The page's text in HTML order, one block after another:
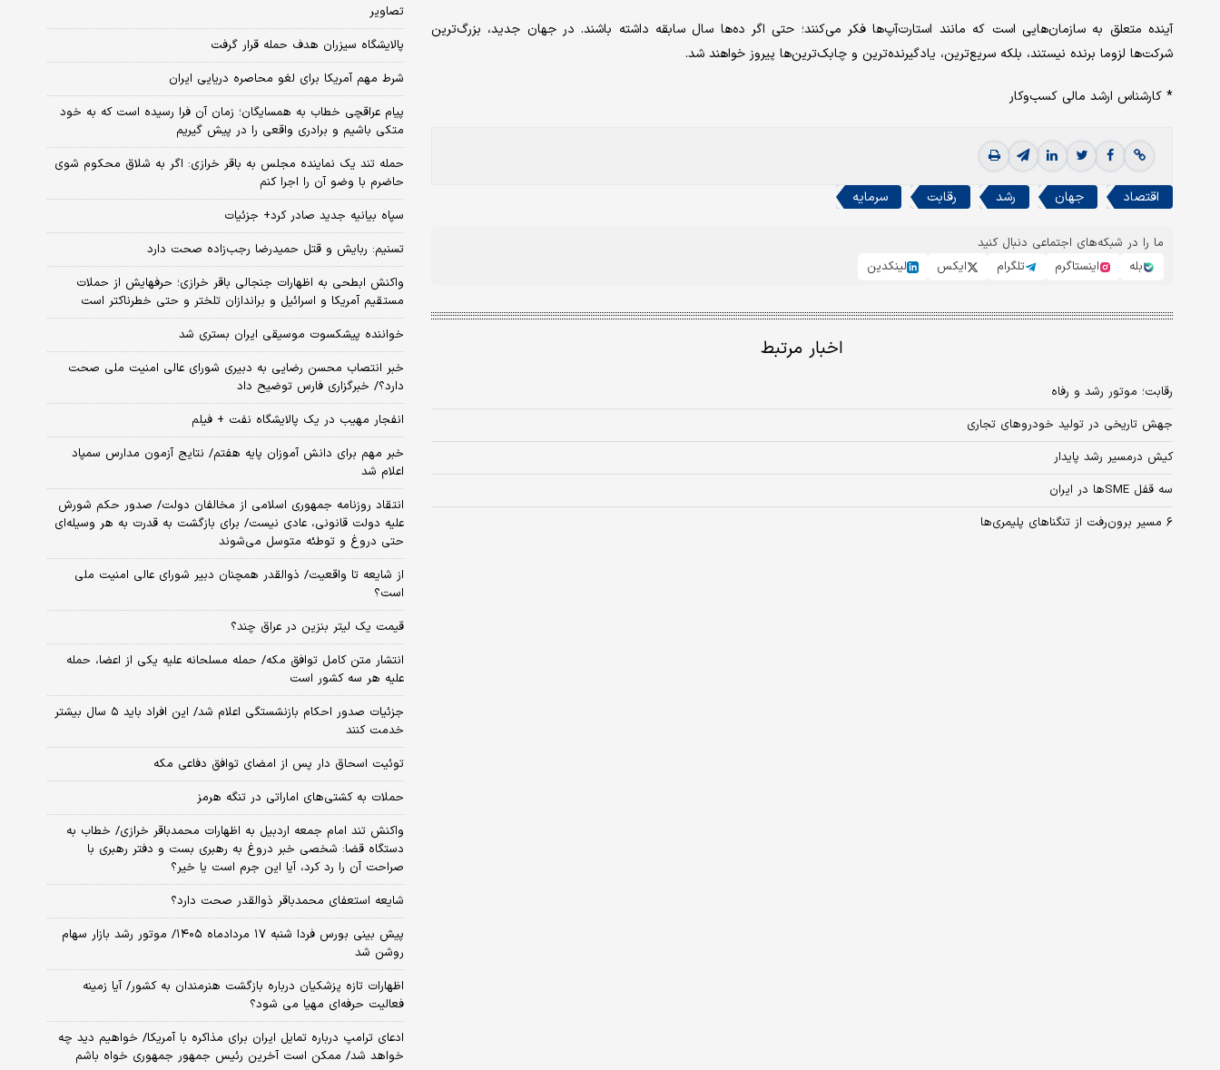
آینده متعلق به سازمان‌هایی است که مانند استارت‌آپ‌ها فکر می‌کنند؛ حتی اگر ده‌ها سال سابقه داشته باشند. در جهان جدید، بزرگ‌ترین
شرکت‌ها لزوما برنده نیستند، بلکه سریع‌ترین، یادگیرنده‌ترین و چابک‌ترین‌ها پیروز خواهند شد.
* کارشناس ارشد مالی کسب‌و‌کار
اقتصاد جهان رشد رقابت سرمایه
ما را در شبکه‌های اجتماعی دنبال کنید
بله
اینستاگرم تلگرام ایکس لینکدین
اخبار مرتبط
رقابت؛ موتور رشد و رفاه
جهش تاریخی در تولید خودروهای تجاری
کیش درمسیر رشد پایدار
سه قفل SME‌ها در ایران
۶ مسیر برون‌رفت از تنگناهای پلیمری‌ها
تصاویر
پالایشگاه سیزران هدف حمله قرار گرفت
شرط مهم آمریکا برای لغو محاصره دریایی ایران
پیام عراقچی خطاب به همسایگان؛ زمان آن فرا رسیده است که به خود
متکی باشیم و برادری واقعی را در پیش گیریم
حمله تند یک نماینده مجلس به باقر خرازی: اگر به شلاق محکوم شوی
حاضرم با وضو آن را اجرا کنم
سپاه بیانیه جدید صادر کرد+ جزئیات
تسنیم: ربایش و قتل حمیدرضا رجب‌زاده صحت دارد
واکنش ابطحی به اظهارات جنجالی باقر خرازی؛ حرفهایش از حملات
مستقیم آمریکا و اسرائیل و براندازان تلختر و حتی خطرناکتر است
خواننده پیشکسوت موسیقی ایران بستری شد
خبر انتصاب محسن رضایی به دبیری شورای عالی امنیت ملی صحت
دارد؟/ خبرگزاری فارس توضیح داد
انفجار مهیب در یک پالایشگاه نفت + فیلم
خبر مهم برای دانش آموزان پایه هفتم/ نتایج آزمون مدارس سمپاد
اعلام شد
انتقاد روزنامه جمهوری اسلامی از مخالفان دولت/ صدور حکم شورش
علیه دولت قانونی، عادی نیست/ برای بازگشت به قدرت به هر وسیله‌ای
حتی دروغ و توطئه متوسل می‌شوند
از شایعه تا واقعیت/ ذوالقدر همچنان دبیر شورای ‌عالی امنیت ملی
است؟
قیمت یک لیتر بنزین در عراق چند؟
انتشار متن کامل توافق مکه/ حمله مسلحانه علیه یکی از اعضا، حمله
علیه هر سه کشور است
جزئیات صدور احکام بازنشستگی اعلام شد/ این افراد باید ۵ سال بیشتر
خدمت کنند
توئیت اسحاق دار پس از امضای توافق دفاعی مکه
حملات به کشتی‌های اماراتی در تنگه هرمز
واکنش تند امام جمعه اردبیل به اظهارات محمدباقر خرازی/ خطاب به
دستگاه قضا: شخصی خبر دروغ به رهبری بست و دفتر رهبری با
صراحت آن را رد کرد، آیا این جرم است یا خیر؟
شایعه استعفای محمدباقر ذوالقدر صحت دارد؟
پیش بینی بورس فردا شنبه ۱۷ مردادماه ۱۴۰۵/ موتور رشد بازار سهام
روشن شد
اظهارات تازه پزشکیان درباره بازگشت هنرمندان به کشور/ آیا زمینه
فعالیت حرفه‌ای مهیا می شود؟
ادعای ترامپ درباره تمایل ایران برای مذاکره با آمریکا/ خواهیم دید چه
خواهد شد/ ممکن است آخرین رئیس‌ جمهور جمهوری خواه باشم